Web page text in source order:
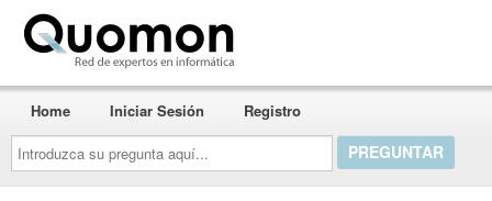
Introduzca
su
pregunta
aquí...
Home Iniciar Sesión Registro